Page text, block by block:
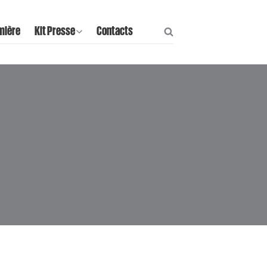
Kit Presse Contacts